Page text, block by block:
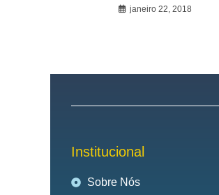
janeiro 22, 2018
Institucional
Sobre Nós